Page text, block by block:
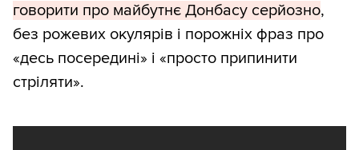
говорити про майбутнє Донбасу серйозно,
без рожевих окулярів і порожніх фраз про
«десь посередині» і «просто припинити
стріляти».